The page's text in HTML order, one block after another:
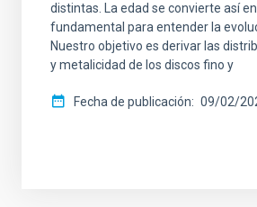
distintas. La edad se convierte así
fundamental para entender la
Nuestro objetivo es derivar las
y metalicidad de los discos fino y
Fecha de publicación 09/02/